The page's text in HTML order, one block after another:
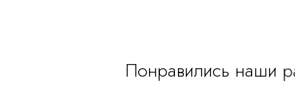
Понравились наши